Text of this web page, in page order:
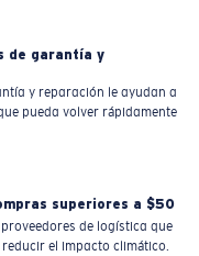
de garantía y
y reparación le ayudan a
pueda volver rápidamente
superiores a $50
de logística que
el impacto climático.